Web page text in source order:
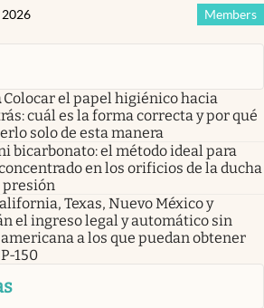
Members
2026
Colocar el papel higiénico hacia
cuál es la forma correcta y por qué
solo de esta manera
bicarbonato: el método ideal para
en los orificios de la ducha
presión
Texas, Nuevo México y
el ingreso legal y automático sin
a los que puedan obtener
150